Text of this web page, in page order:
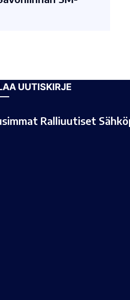
UUTISKIRJE
Ralliuutiset